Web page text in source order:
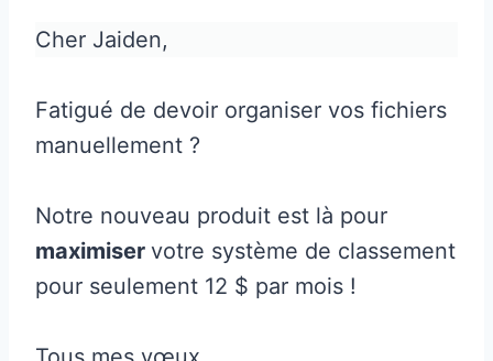
Cher Jaiden,
Fatigué de devoir organiser vos fichiers
manuellement ?
Notre nouveau produit est là pour
maximiser votre système de classement
pour seulement 12 $ par mois !